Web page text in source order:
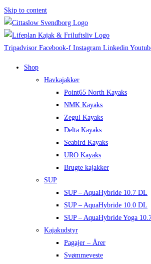
Skip to content
Tripadvisor Facebook-f Instagram Linkedin
Shop
Havkajakker
Point65 North Kayaks
NMK Kayaks
Zegul Kayaks
Delta Kayaks
Seabird Kayaks
URO Kayaks
Brugte kajakker
SUP
SUP – AquaHybride 10.7 DL
SUP – AquaHybride 10.0 DL
SUP – AquaHybride Yoga
Kajakudstyr
Pagajer – Årer
Svømmeveste